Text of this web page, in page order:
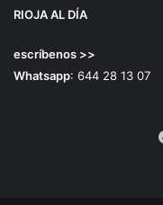
RIOJA AL DÍA
escríbenos >>
Whatsapp: 644 28 13 07